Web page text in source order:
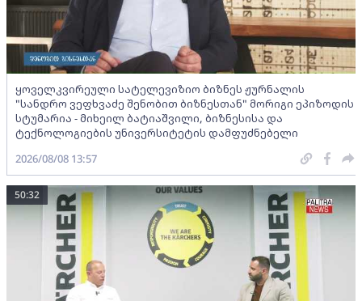
ყოველკვირეული სატელევიზიო ბიზნეს ჟურნალის
"სანდრო ვეფხვაძე შენობით ბიზნესთან" მორიგი ეპიზოდის
სტუმარია - მიხეილ ბატიაშვილი, ბიზნესისა და
ტექნოლოგიების უნივერსიტეტის დამფუძნებელი
2026/08/08 13:57
50:32